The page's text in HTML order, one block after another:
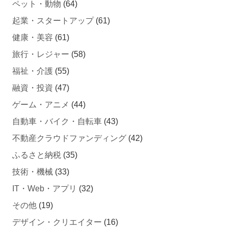
起業・スタートアップ
健康・美容 (61)
旅行・レジャー
福祉・介護(55)
融資・投資 (47)
ゲーム・アニメ
自動車・バイク・自転車
不動産クラウドファンディング
ふるさと納税 (35)
技術・機械(33)
IT・Web・アプリ
その他(19)
デザイン・クリエイター
ビジネス (15)